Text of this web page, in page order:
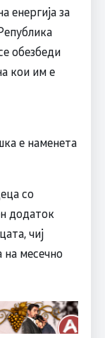
енергија за
обезбеди
кои им е
е наменета
со
додаток
чиј
месечно